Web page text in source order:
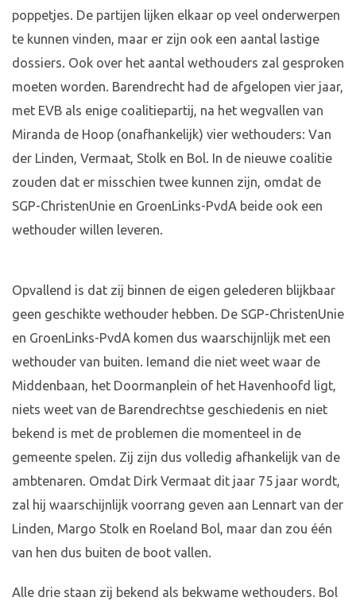
poppetjes. De partijen lijken elkaar op veel onderwerpen
te kunnen vinden, maar er zijn ook een aantal lastige
dossiers. Ook over het aantal wethouders zal gesproken
moeten worden. Barendrecht had de afgelopen vier jaar,
met EVB als enige coalitiepartij, na het wegvallen van
Miranda de Hoop (onafhankelijk) vier wethouders: Van
der Linden, Vermaat, Stolk en Bol. In de nieuwe coalitie
zouden dat er misschien twee kunnen zijn, omdat de
SGP-ChristenUnie en GroenLinks-PvdA beide ook een
wethouder willen leveren.
Opvallend is dat zij binnen de eigen gelederen blijkbaar
geen geschikte wethouder hebben. De SGP-ChristenUnie
en GroenLinks-PvdA komen dus waarschijnlijk met een
wethouder van buiten. Iemand die niet weet waar de
Middenbaan, het Doormanplein of het Havenhoofd ligt,
niets weet van de Barendrechtse geschiedenis en niet
bekend is met de problemen die momenteel in de
gemeente spelen. Zij zijn dus volledig afhankelijk van de
ambtenaren. Omdat Dirk Vermaat dit jaar 75 jaar wordt,
zal hij waarschijnlijk voorrang geven aan Lennart van der
Linden, Margo Stolk en Roeland Bol, maar dan zou één
van hen dus buiten de boot vallen.
Alle drie staan zij bekend als bekwame wethouders. Bol